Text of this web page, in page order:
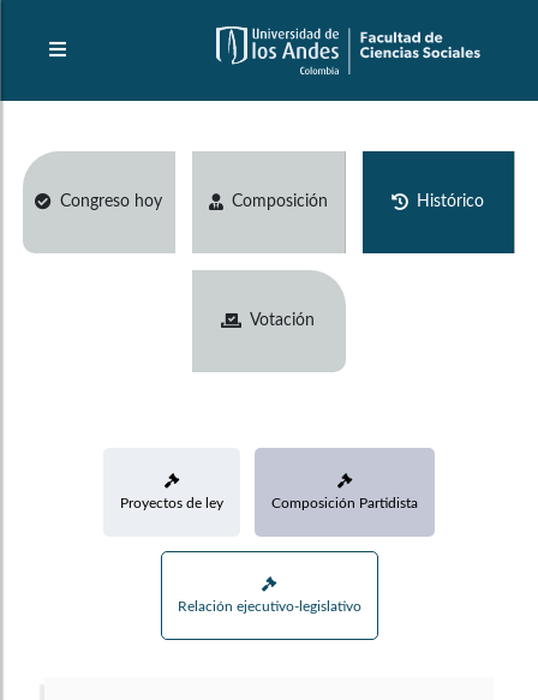
Congreso hoy Composición Histórico
Votación
Proyectos de ley Composición Partidista
Relación ejecutivo-legislativo